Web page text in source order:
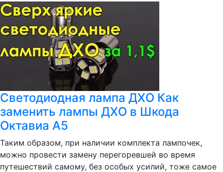
Светодиодная лампа ДХО Как
заменить лампы ДХО в Шкода
Октавиа А5
Таким образом, при наличии комплекта лампочек,
можно провести замену перегоревшей во время
путешествий самому, без особых усилий, тоже самое